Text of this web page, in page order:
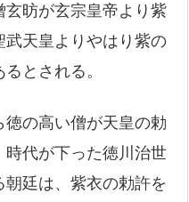
玄昉が玄宗皇帝より紫
天皇よりやはり紫の
とされる。
の高い僧が天皇の勅
代が下った徳川治世
廷は、紫衣の勅許を